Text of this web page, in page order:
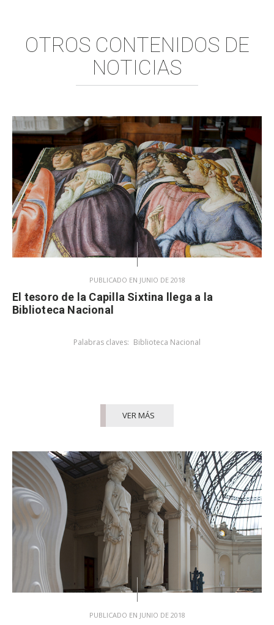
OTROS CONTENIDOS DE
NOTICIAS
PUBLICADO EN JUNIO DE 2018
El tesoro de la Capilla Sixtina llega a la
Biblioteca Nacional
Palabras claves: Biblioteca Nacional
VER MÁS
PUBLICADO EN JUNIO DE 2018